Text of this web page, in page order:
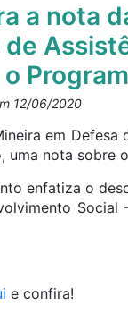
a nota
de
12/06/2020
em Defesa
uma nota sobre
enfatiza o
Social
e confira!